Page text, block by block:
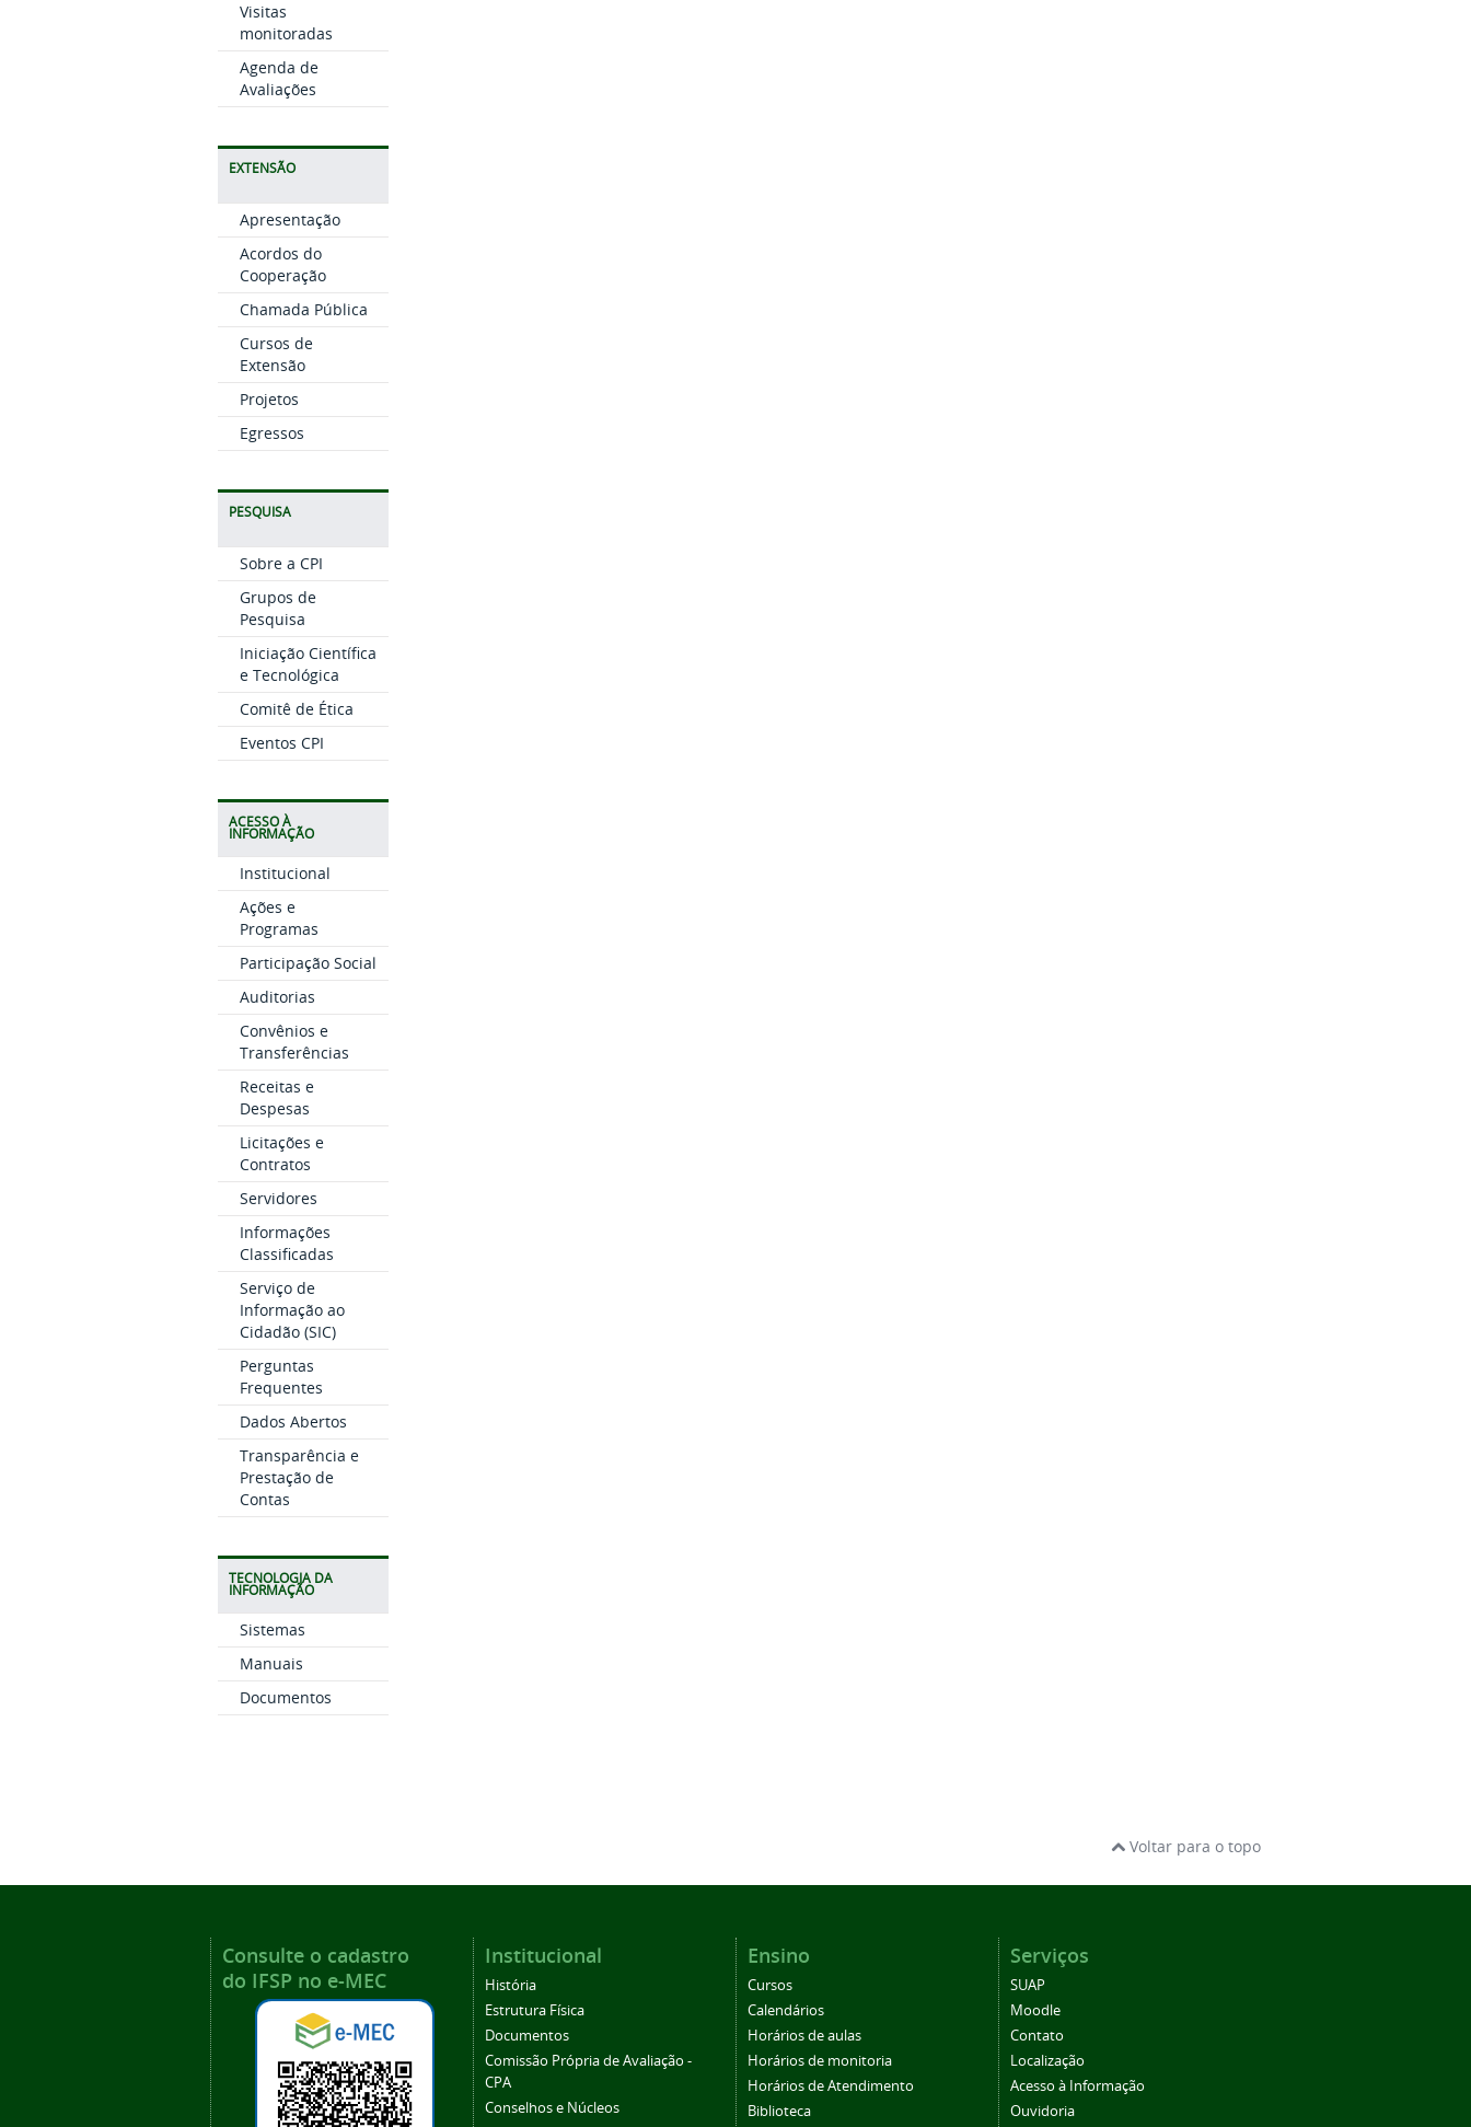
Visitas
monitoradas
Agenda de
Avaliações
EXTENSÃO
Apresentação
Acordos do
Cooperação
Chamada Pública
Cursos de
Extensão
Projetos
Egressos
PESQUISA
Sobre a CPI
Grupos de
Pesquisa
Iniciação Científica
e Tecnológica
Comitê de Ética
Eventos CPI
ACESSO À
INFORMAÇÃO
Institucional
Ações e
Programas
Participação Social
Auditorias
Convênios e
Transferências
Receitas e
Despesas
Licitações e
Contratos
Servidores
Informações
Classificadas
Serviço de
Informação ao
Cidadão (SIC)
Perguntas
Frequentes
Dados Abertos
Transparência e
Prestação de
Contas
TECNOLOGIA DA
INFORMAÇÃO
Sistemas
Manuais
Documentos
Voltar para o topo
Consulte o cadastro
do IFSP no e-MEC
Institucional
História
Estrutura Física
Documentos
Comissão Própria de Avaliação -
CPA
Conselhos e Núcleos
Ensino
Cursos
Calendários
Horários de aulas
Horários de monitoria
Horários de Atendimento
Biblioteca
Serviços
SUAP
Moodle
Contato
Localização
Acesso à Informação
Ouvidoria